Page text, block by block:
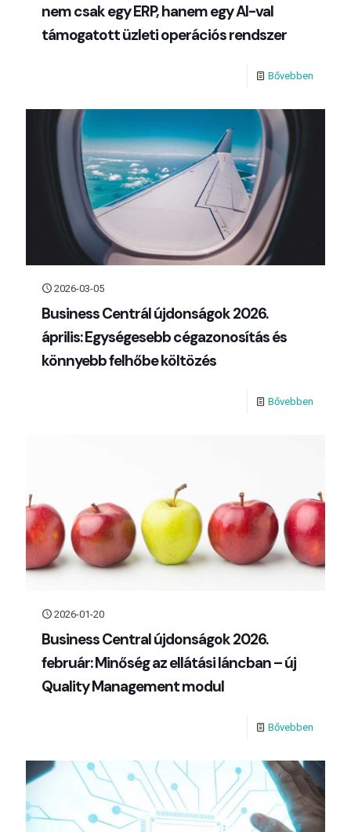
nem csak egy ERP, hanem egy AI-val
támogatott üzleti operációs rendszer
Bővebben
2026-03-05
Business Centrál újdonságok 2026.
április: Egységesebb cégazonosítás és
könnyebb felhőbe költözés
Bővebben
2026-01-20
Business Central újdonságok 2026.
február: Minőség az ellátási láncban – új
Quality Management modul
Bővebben